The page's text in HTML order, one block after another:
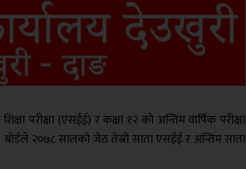
परीक्षा (एसईई) र कक्षा १२ को अन्तिम वार्षिक परीक्षा
बोर्डले २०७८ सालको जेठ तेस्रो साता एसईई र अन्तिम साता